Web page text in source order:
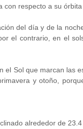
respecto a su
del día y de la
el contrario, en el
el Sol que marcan las
y otoño,
alrededor de